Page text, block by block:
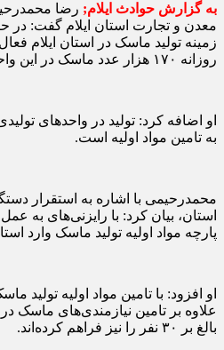
به گزارش حوادث ایلام; رضا
زمینه تولید ماسک در استان ایلام
روزانه ۱۷۰ هزار عدد ماسک در این واحد‌ها وجود دارد.
او اضافه کرد: تولید در واحد‌های
به تامین مواد اولیه است.
محمدرحیمی با اشاره به استقرار
پارچه مواد اولیه تولید ماسک وارد
او افزود: با تامین مواد اولیه تولید
علاوه بر تامین نیازمندی‌های ماسک در
بالغ بر ۳۰ نفر را نیز فراهم کرده‌اند.